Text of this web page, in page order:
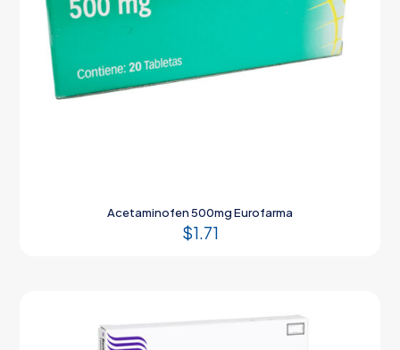
Acetaminofen 500mg Eurofarma
$1.71